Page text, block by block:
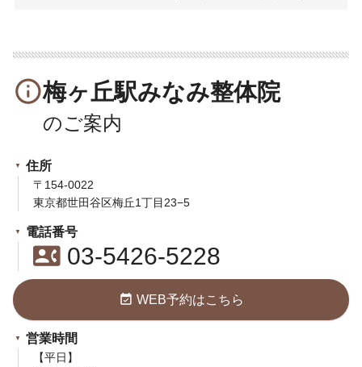
info_outline梅ヶ丘駅みなみ整体院
住所
〒154-0022
東京都世田谷区梅丘1丁目23−5
電話番号
contact_phone03-5426-5228
event_available WEB予約はこちら
営業時間
【平日】